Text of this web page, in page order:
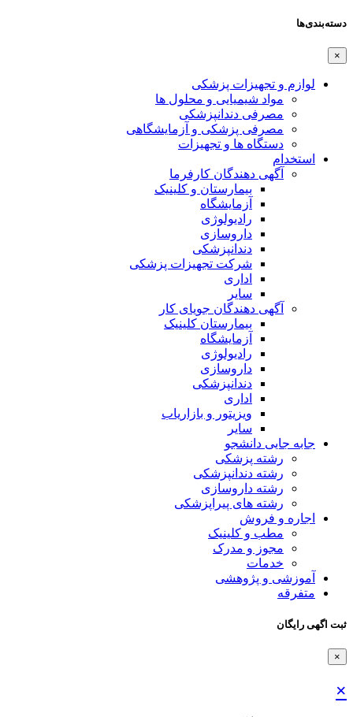
دسته‌بندی‌ها
×
لوازم و تجهیزات پزشکی
مواد شیمیایی و محلول ها
مصرفی دندانپزشکی
مصرفی پزشکی و آزمایشگاهی
دستگاه ها و تجهیزات
استخدام
آگهی دهندگان کارفرما
بیمارستان و کلینیک
آزمایشگاه
رادیولوژی
داروسازی
دندانپزشکی
شرکت تجهیزات پزشکی
اداری
سایر
آگهی دهندگان جویای کار
بیمارستان کلینیک
آزمایشگاه
رادیولوژی
داروسازی
دندانپزشکی
اداری
ویزیتور و بازاریاب
سایر
جابه جایی دانشجو
رشته پزشکی
رشته دندانپزشکی
رشته داروسازی
رشته های پیراپزشکی
اجاره و فروش
مطب و کلینیک
مجوز و مدرک
خدمات
آموزشی و پژوهشی
متفرقه
ثبت اگهی رایگان
×
×